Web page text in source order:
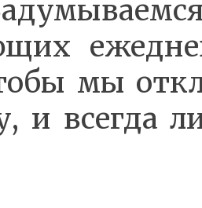
мы
и всегда